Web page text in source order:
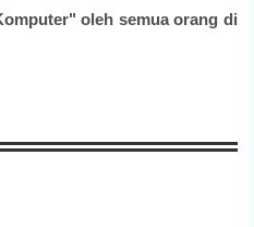
oleh semua orang di